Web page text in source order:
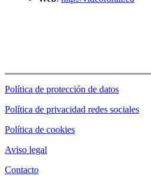
Política de protección de datos
Política de privacidad redes sociales
Política de cookies
Aviso legal
Contacto